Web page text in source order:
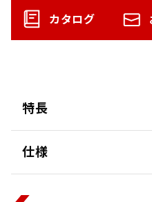
カタログ
特長
仕様